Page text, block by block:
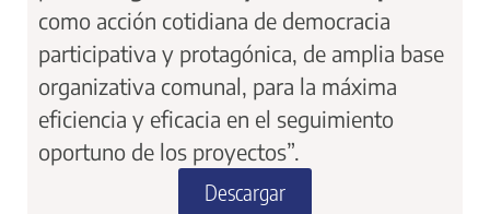
como acción cotidiana de democracia
participativa y protagónica, de amplia base
organizativa comunal, para la máxima
eficiencia y eficacia en el seguimiento
oportuno de los proyectos”.
Descargar